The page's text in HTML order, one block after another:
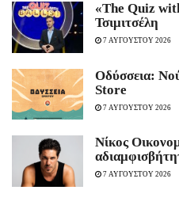
«The Quiz
Τσιμιτσέλη
7 ΑΥΓΟΥΣΤΟΥ 2026
Οδύσσεια:
Store
7 ΑΥΓΟΥΣΤΟΥ 2026
Νίκος
7 ΑΥΓΟΥΣΤΟΥ 2026